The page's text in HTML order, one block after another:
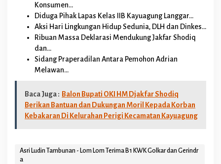
Konsumen…
Diduga Pihak Lapas Kelas IIB Kayuagung Langgar…
Aksi Hari Lingkungan Hidup Sedunia, DLH dan Dinkes…
Ribuan Massa Deklarasi Mendukung Jakfar Shodiq
dan…
Sidang Praperadilan Antara Pemohon Adrian
Melawan…
Baca Juga : Balon Bupati OKI HM Djakfar Shodiq
Berikan Bantuan dan Dukungan Moril Kepada Korban
Kebakaran Di Kelurahan Perigi Kecamatan Kayuagung
Asri Ludin Tambunan - Lom Lom Terima B1 KWK Golkar dan Gerindr
a